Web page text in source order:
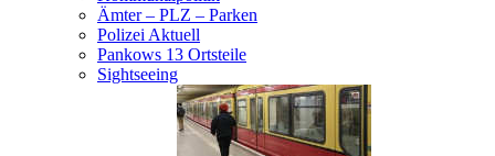
Ämter – PLZ – Parken
Polizei Aktuell
Pankows 13 Ortsteile
Sightseeing